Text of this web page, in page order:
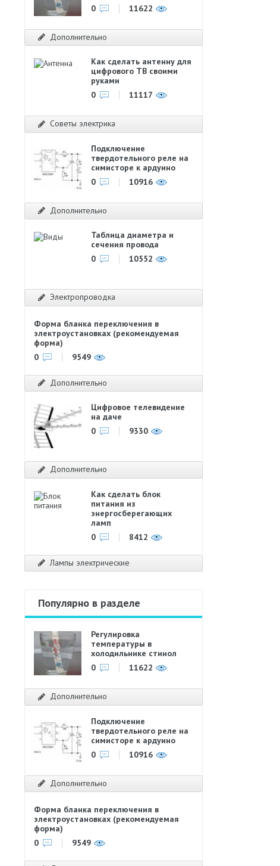
0
11622
Дополнительно
Как сделать антенну для
цифрового ТВ своими
руками
0
11117
Советы электрика
Подключение
твердотельного реле на
симисторе к ардуино
0
10916
Дополнительно
Таблица диаметра и
сечения провода
0
10552
Электропроводка
Форма бланка переключения в
электроустановках (рекомендуемая
форма)
0
9549
Дополнительно
Цифровое телевидение
на даче
0
9330
Дополнительно
Как сделать блок
питания из
энергосберегающих
ламп
0
8412
Лампы электрические
Популярно в разделе
Регулировка
температуры в
холодильнике стинол
0
11622
Дополнительно
Подключение
твердотельного реле на
симисторе к ардуино
0
10916
Дополнительно
Форма бланка переключения в
электроустановках (рекомендуемая
форма)
0
9549